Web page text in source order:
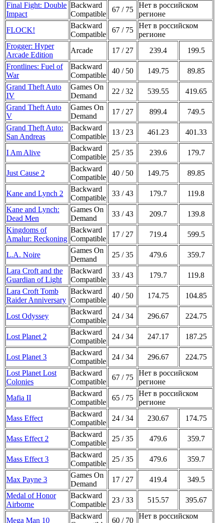
Final Fight: Double
Impact
Backward
Compatible
67 / 75
Нет в российском
регионе
FLOCK!
Backward
Compatible
67 / 75
Нет в российском
регионе
Frogger: Hyper
Arcade Edition
Arcade 17 / 27 239.4
199.5
Frontlines: Fuel of
War
Backward
Compatible
40 / 50 149.75
89.85
Grand Theft Auto
IV
Games On
Demand
22 / 32 539.55
419.65
Grand Theft Auto
V
Games On
Demand
17 / 27 899.4
749.5
Grand Theft Auto:
San Andreas
Backward
Compatible
13 / 23 461.23 401.33
I Am Alive
Backward
Compatible
25 / 35 239.6 179.7
Just Cause 2
Backward
Compatible
40 / 50 149.75 89.85
Kane and Lynch 2
Backward
Compatible
33 / 43 179.7
119.8
Kane and Lynch:
Dead Men
Games On
Demand
33 / 43 209.7
139.8
Kingdoms of
Amalur: Reckoning
Backward
Compatible
17 / 27 719.4 599.5
L.A. Noire
Games On
Demand
25 / 35 479.6
359.7
Lara Croft and the
Guardian of Light
Backward
Compatible
33 / 43 179.7
119.8
Lara Croft Tomb
Raider Anniversary
Backward
Compatible
40 / 50 174.75 104.85
Lost Odyssey
Backward
Compatible
24 / 34 296.67 224.75
Lost Planet 2
Backward
Compatible
24 / 34 247.17 187.25
Lost Planet 3
Backward
Compatible
24 / 34 296.67
224.75
Lost Planet Lost
Colonies
Backward
Compatible
67 / 75
Нет в российском
регионе
Mafia II
Backward
Compatible
65 / 75
Нет в российском
регионе
Mass Effect
Backward
Compatible
24 / 34 230.67 174.75
Mass Effect 2
Backward
Compatible
25 / 35 479.6 359.7
Mass Effect 3
Backward
Compatible
25 / 35 479.6 359.7
Max Payne 3
Games On
Demand
17 / 27 419.4
349.5
Medal of Honor
Airborne
Backward
Compatible
23 / 33 515.57 395.67
Mega Man 10
Backward
60 / 70
Нет в российском